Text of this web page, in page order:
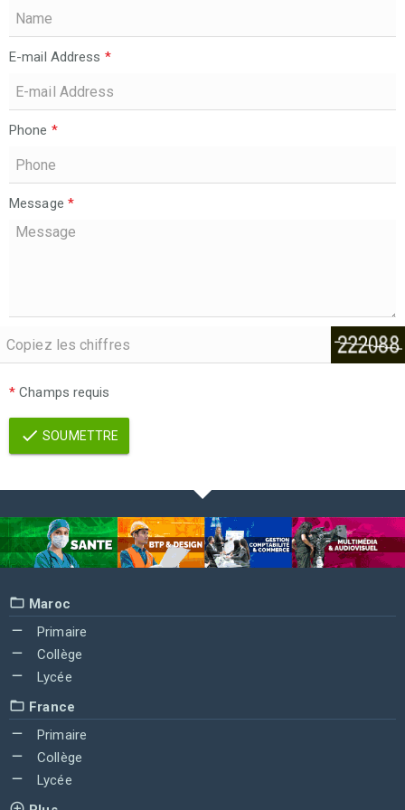
E-mail Address *
Phone *
Message *
* Champs requis
SOUMETTRE
Maroc
Primaire
Collège
Lycée
France
Primaire
Collège
Lycée